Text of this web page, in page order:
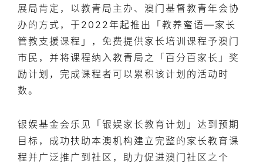
展局肯定，以教青局主办、澳门基督教青年会协
办的方式，于2022年起推出「教养蜜语—家长
管教支援课程」，免费提供家长培训课程予澳门
市民，并将课程纳入教青局之「百分百家长」奖
励计划，完成课程者可以累积该计划的活动时
数。
银娱基金会乐见「银娱家长教育计划」达到预期
目标，成功扶助本澳机构建立完整的家长教育课
程并广泛推广到社区，助力促进澳门社区之个